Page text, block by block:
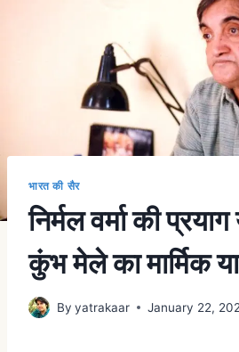
भारत की सैर
निर्मल वर्मा की
कुंभ मेले का मार्मिक
By yatrakaar January 22,